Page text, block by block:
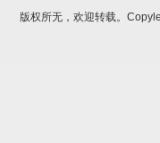
版权所无，欢迎转载。